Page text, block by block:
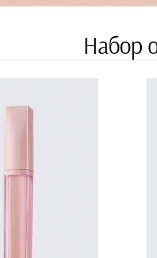
Набор